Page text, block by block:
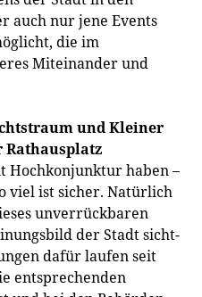
auch nur jene Events
die im
Miteinander und
und Kleiner
Rathausplatz
Hochkonjunktur haben –
viel ist sicher. Natürlich
unverrückbaren
der Stadt sicht-
dafür laufen seit
entsprechenden